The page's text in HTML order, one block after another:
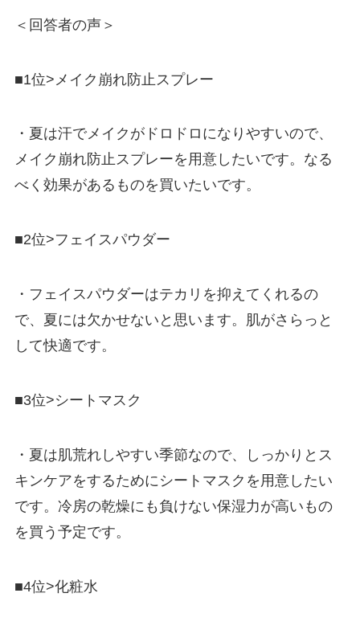
＜回答者の声＞
■1位>メイク崩れ防止スプレー
・夏は汗でメイクがドロドロになりやすいので、
メイク崩れ防止スプレーを用意したいです。なる
べく効果があるものを買いたいです。
■2位>フェイスパウダー
・フェイスパウダーはテカリを抑えてくれるの
で、夏には欠かせないと思います。肌がさらっと
して快適です。
■3位>シートマスク
・夏は肌荒れしやすい季節なので、しっかりとス
キンケアをするためにシートマスクを用意したい
です。冷房の乾燥にも負けない保湿力が高いもの
を買う予定です。
■4位>化粧水